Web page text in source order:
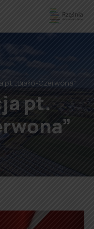
pt. „Biało-Czerwona”
pt.